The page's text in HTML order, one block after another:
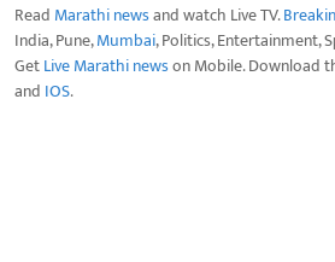
Read Marathi newsand watch Live TV.
India, Pune,Mumbai, Politics, Entertainment,
GetLive Marathi newson Mobile. Download
and IOS.